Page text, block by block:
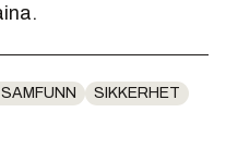
SIKKERHET